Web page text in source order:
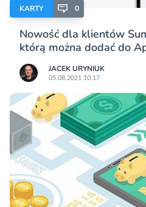
KARTY 0
Nowość dla klientów
którą można dodać do
JACEK URYNIUK
05.08.2021 10:17